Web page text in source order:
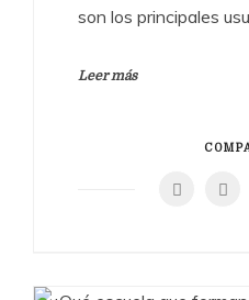
son los principales
Leer más